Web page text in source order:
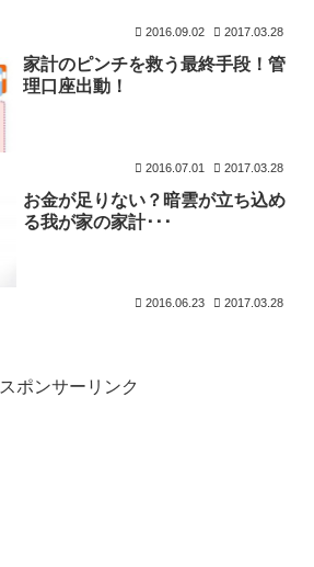
2016.09.02 2017.03.28
家計のピンチを救う最終手段！管
理口座出動！
2016.07.01 2017.03.28
お金が足りない？暗雲が立ち込め
る我が家の家計･･･
2016.06.23 2017.03.28
スポンサーリンク